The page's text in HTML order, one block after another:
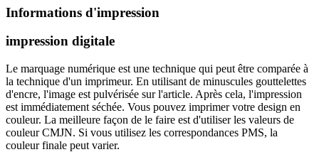
Informations d'impression
impression digitale
Le marquage numérique est une technique qui peut être comparée à
la technique d'un imprimeur. En utilisant de minuscules gouttelettes
d'encre, l'image est pulvérisée sur l'article. Après cela, l'impression
est immédiatement séchée. Vous pouvez imprimer votre design en
couleur. La meilleure façon de le faire est d'utiliser les valeurs de
couleur CMJN. Si vous utilisez les correspondances PMS, la
couleur finale peut varier.